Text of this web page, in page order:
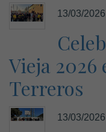
13/03/2026
Vieja 2026
Terreros
13/03/2026